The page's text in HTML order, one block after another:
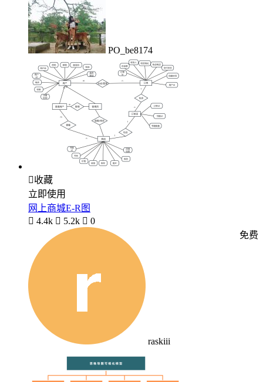
PO_be8174
收藏
立即使用
网上商城E-R图
 4.4k  5.2k  0
raskiii
免费